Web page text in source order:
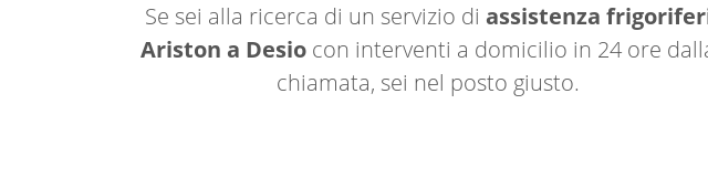
Se sei alla ricerca di un servizio di assistenza
Ariston a Desio con interventi a domicilio in 24 ore
chiamata, sei nel posto giusto.